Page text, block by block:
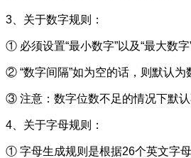
3、关于数字规则：
① 必须设置“最小数字”以及“最大数字”
② “数字间隔”如为空的话，则默认为
③ 注意：数字位数不足的情况下默
4、关于字母规则：
① 字母生成规则是根据26个英文字母